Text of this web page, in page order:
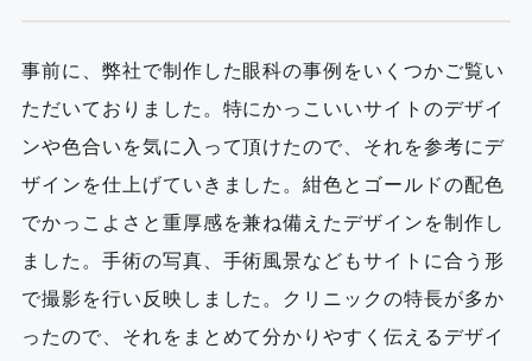
事前に、弊社で制作した眼科の事例をいくつかご覧い
ただいておりました。特にかっこいいサイトのデザイ
ンや色合いを気に入って頂けたので、それを参考にデ
ザインを仕上げていきました。紺色とゴールドの配色
でかっこよさと重厚感を兼ね備えたデザインを制作し
ました。手術の写真、手術風景などもサイトに合う形
で撮影を行い反映しました。クリニックの特長が多か
ったので、それをまとめて分かりやすく伝えるデザイ